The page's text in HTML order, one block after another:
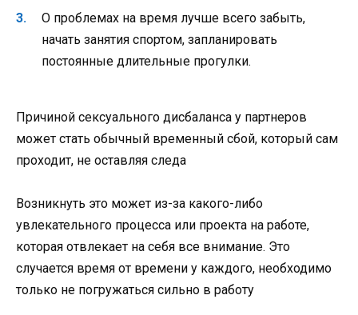
О проблемах на время лучше всего забыть,
начать занятия спортом, запланировать
постоянные длительные прогулки.
Причиной сексуального дисбаланса у партнеров
может стать обычный временный сбой, который сам
проходит, не оставляя следа
Возникнуть это может из-за какого-либо
увлекательного процесса или проекта на работе,
которая отвлекает на себя все внимание. Это
случается время от времени у каждого, необходимо
только не погружаться сильно в работу